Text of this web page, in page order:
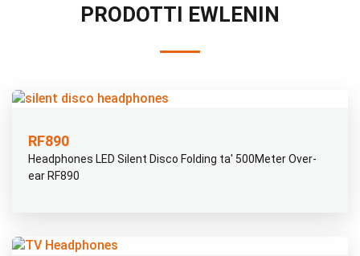
PRODOTTI EWLENIN
RF890
Headphones LED Silent Disco Folding ta' 500Meter Over-
ear RF890